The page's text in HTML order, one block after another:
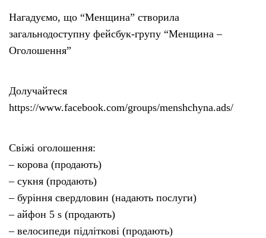
Нагадуємо, що “Менщина” створила
загальнодоступну фейсбук-групу “Менщина –
Оголошення”
Долучайтеся
https://www.facebook.com/groups/menshchyna.ads/
Свіжі оголошення:
– корова (продають)
– сукня (продають)
– буріння свердловин (надають послуги)
– айфон 5 s (продають)
– велосипеди підліткові (продають)